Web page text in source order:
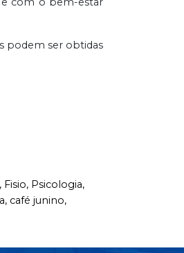
podem ser obtidas
Fisio, Psicologia,
café junino,